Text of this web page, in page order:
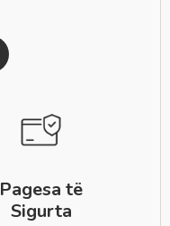
Pagesa të
Sigurta